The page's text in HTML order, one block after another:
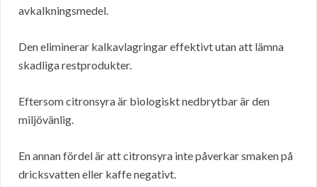
avkalkningsmedel.
Den eliminerar kalkavlagringar effektivt utan att lämna
skadliga restprodukter.
Eftersom citronsyra är biologiskt nedbrytbar är den
miljövänlig.
En annan fördel är att citronsyra inte påverkar smaken på
dricksvatten eller kaffe negativt.